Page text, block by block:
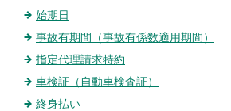
始期日
事故有期間（事故有係数適用期間）
指定代理請求特約
車検証（自動車検査証）
終身払い